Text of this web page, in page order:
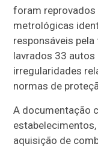
foram
metrológicas
responsáveis
lavrados 33
irregularidades
normas de
A documentação
aquisição de